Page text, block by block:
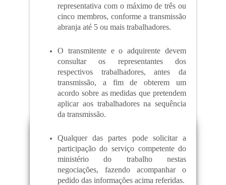
representativa com o máximo de três ou
cinco membros, conforme a transmissão
abranja até 5 ou mais trabalhadores.
O transmitente e o adquirente devem
consultar os representantes dos
respectivos trabalhadores, antes da
transmissão, a fim de obterem um
acordo sobre as medidas que pretendem
aplicar aos trabalhadores na sequência
da transmissão.
Qualquer das partes pode solicitar a
participação do serviço competente do
ministério do trabalho nestas
negociações, fazendo acompanhar o
pedido das informações acima referidas.